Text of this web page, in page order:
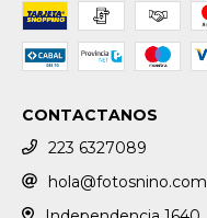
CONTACTANOS
223 6327089
hola@fotosnino.com